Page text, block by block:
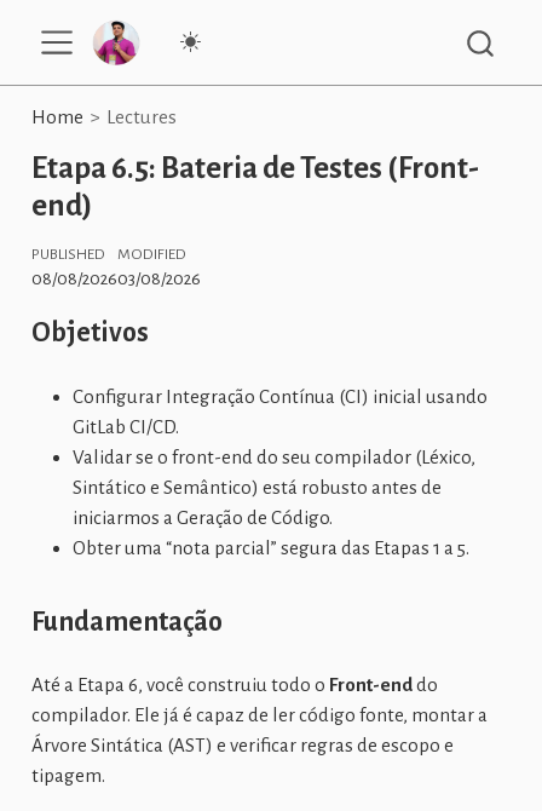
Home Lectures
Etapa 6.5: Bateria de Testes (Front-
end)
PUBLISHED
08/08/2026
MODIFIED
03/08/2026
Objetivos
Configurar Integração Contínua (CI) inicial usando
GitLab CI/CD.
Validar se o front-end do seu compilador (Léxico,
Sintático e Semântico) está robusto antes de
iniciarmos a Geração de Código.
Obter uma “nota parcial” segura das Etapas 1 a 5.
Fundamentação
Até a Etapa 6, você construiu todo o Front-enddo
compilador. Ele já é capaz de ler código fonte, montar a
Árvore Sintática (AST) e verificar regras de escopo e
tipagem.